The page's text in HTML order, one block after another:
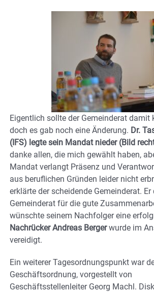
Eigentlich sollte der Gemeinderat damit
doch es gab noch eine Änderung. Dr.
(IFS) legte sein Mandat nieder (Bild
danke allen, die mich gewählt haben,
Mandat verlangt Präsenz und
aus beruflichen Gründen leider nicht
erklärte der scheidende Gemeinderat. Er
Gemeinderat für die gute
wünschte seinem Nachfolger eine
Nachrücker Andreas Bergerwurde im
vereidigt.
Ein weiterer Tagesordnungspunkt war
Geschäftsordnung, vorgestellt von
Geschäftsstellenleiter Georg Machl.